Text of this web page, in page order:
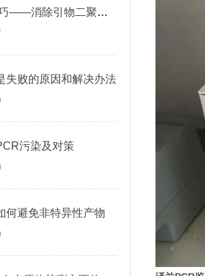
PCR 实用技巧——消除引物二聚体的方法
失败的原因和解决办法
污染及对策
何避免非特异性产物